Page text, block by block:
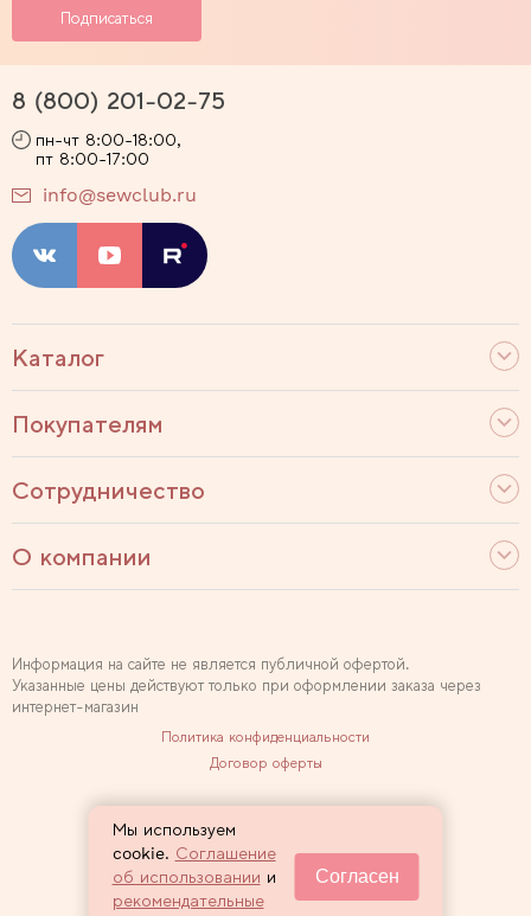
Каталог
Покупателям
Сотрудничество
О компании
8 (800) 201-02-75
пн-чт 8:00-18:00,
пт 8:00-17:00
info@sewclub.ru
2007 — 2026 Sewclub
Информация на сайте не является публичной офертой.
Указанные цены действуют только при оформлении заказа через
интернет-магазин
Политика конфиденциальности
Договор оферты
Мы используем
cookie. Соглашение
об использовании и
рекомендательные
Согласен